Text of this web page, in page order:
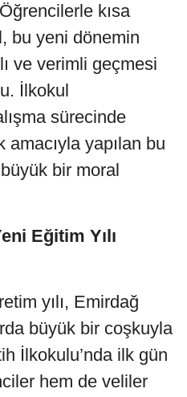
kısa
bu yeni dönemin
ve verimli geçmesi
İlkokul
sürecinde
yapılan bu
bir moral
Eğitim Yılı
yılı, Emirdağ
büyük bir coşkuyla
İlkokulu’nda ilk gün
hem de veliler